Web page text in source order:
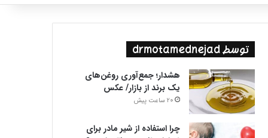
توسط drmotamednejad
هشدار؛ جمع‌آوری روغن‌های
یک برند از بازار/ عکس
20 ساعت پیش
چرا استفاده از شیر مادر برای